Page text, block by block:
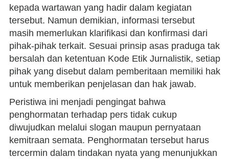
kepada wartawan yang hadir dalam kegiatan
tersebut. Namun demikian, informasi tersebut
masih memerlukan klarifikasi dan konfirmasi dari
pihak-pihak terkait. Sesuai prinsip asas praduga tak
bersalah dan ketentuan Kode Etik Jurnalistik, setiap
pihak yang disebut dalam pemberitaan memiliki hak
untuk memberikan penjelasan dan hak jawab.
Peristiwa ini menjadi pengingat bahwa
penghormatan terhadap pers tidak cukup
diwujudkan melalui slogan maupun pernyataan
kemitraan semata. Penghormatan tersebut harus
tercermin dalam tindakan nyata yang menunjukkan